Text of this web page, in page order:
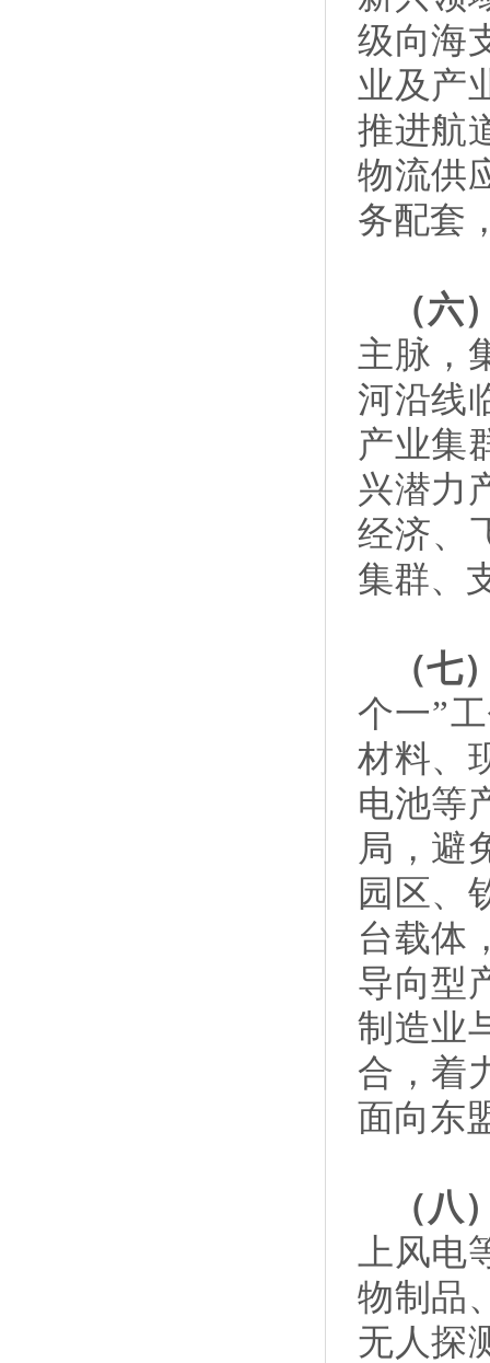
级向海
业及产
推进航
物流供
务配套
（六
主脉，
河沿线
产业集
兴潜力
经济、
集群、
（七
个一”
材料、
电池等
局，避
园区、
台载体
导向型
制造业
合，着
面向东
（八
上风
物制品
无人探